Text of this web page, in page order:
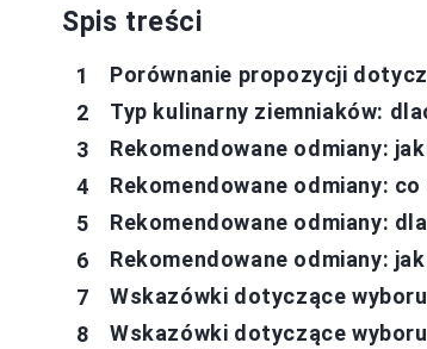
Spis treści
Porównanie propozycji
Typ kulinarny ziemniaków:
Rekomendowane odmiany:
Rekomendowane odmiany:
Rekomendowane odmiany:
Rekomendowane odmiany:
Wskazówki dotyczące
Wskazówki dotyczące